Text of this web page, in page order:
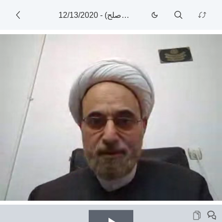
کلاس آنلاین خارج کلام (قاعده اصلح) -
12/13/2020